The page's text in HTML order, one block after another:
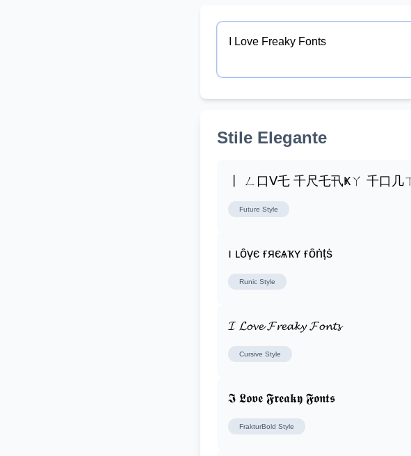
Stile Elegante
丨 ㄥ口ᐯ乇 千尺乇卂Ҝㄚ 千口几
Future Style
ı ʟȏṿє ғяєѧҡʏ ғȏṅṭṡ
Runic Style
𝓘 𝓛𝓸𝓿𝓮 𝓕𝓻𝓮𝓪𝓴𝔂 𝓕𝓸𝓷𝓽𝓼
Cursive Style
𝕴 𝕷𝖔𝖛𝖊 𝕱𝖗𝖊𝖆𝖐𝖞 𝕱𝖔𝖓𝖙𝖘
FrakturBold Style